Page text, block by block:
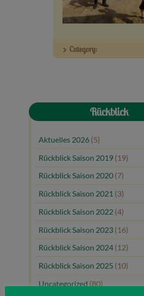
Veranstaltungen
Baumpaten
Category:
Rückblick
Aktuelles 2026 (5)
Rückblick Saison 2019 (19)
Rückblick Saison 2020 (7)
Rückblick Saison 2021 (3)
Rückblick Saison 2022 (4)
Rückblick Saison 2023 (16)
Rückblick Saison 2024 (12)
Rückblick Saison 2025 (10)
Uncategorized (80)